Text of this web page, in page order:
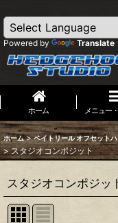
Powered by Translate
ホーム メニュー
ホーム > ベイトリール オフセット
> スタジオコンポジット
スタジオコンポジッ